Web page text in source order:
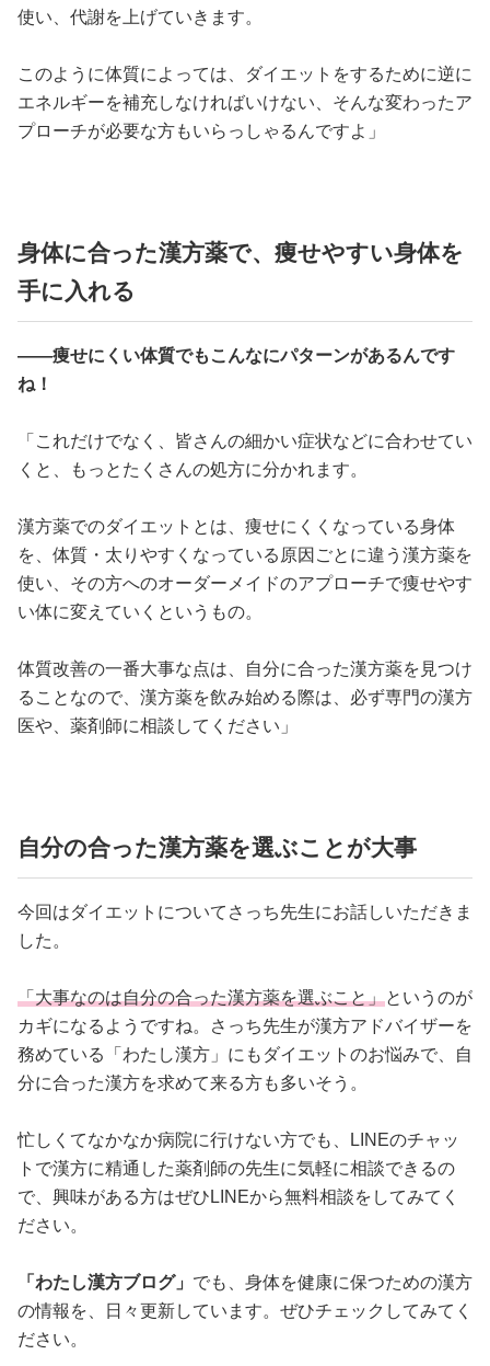
使い、代謝を上げていきます。
このように体質によっては、ダイエットをするために逆に
エネルギーを補充しなければいけない、そんな変わったア
プローチが必要な方もいらっしゃるんですよ」
身体に合った漢方薬で、痩せやすい身体を
手に入れる
――痩せにくい体質でもこんなにパターンがあるんです
ね！
「これだけでなく、皆さんの細かい症状などに合わせてい
くと、もっとたくさんの処方に分かれます。
漢方薬でのダイエットとは、痩せにくくなっている身体
を、体質・太りやすくなっている原因ごとに違う漢方薬を
使い、その方へのオーダーメイドのアプローチで痩せやす
い体に変えていくというもの。
体質改善の一番大事な点は、自分に合った漢方薬を見つけ
ることなので、漢方薬を飲み始める際は、必ず専門の漢方
医や、薬剤師に相談してください」
自分の合った漢方薬を選ぶことが大事
今回はダイエットについてさっち先生にお話しいただきま
した。
「大事なのは自分の合った漢方薬を選ぶこと」というのが
カギになるようですね。さっち先生が漢方アドバイザーを
務めている「わたし漢方」にもダイエットのお悩みで、自
分に合った漢方を求めて来る方も多いそう。
忙しくてなかなか病院に行けない方でも、LINEのチャッ
トで漢方に精通した薬剤師の先生に気軽に相談できるの
で、興味がある方はぜひLINEから無料相談をしてみてく
ださい。
「わたし漢方ブログ」 でも、身体を健康に保つための漢方
の情報を、日々更新しています。ぜひチェックしてみてく
ださい。